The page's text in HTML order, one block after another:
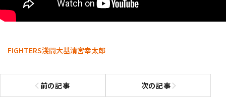
FIGHTERS淺間大基清宮幸太郎
前の記事
前の記事へ 次の記事次の記事へ